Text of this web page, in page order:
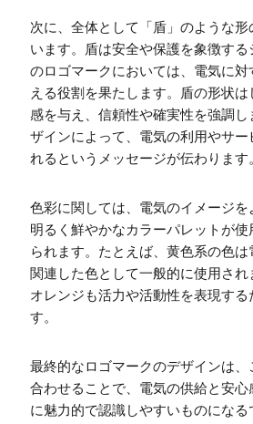
次に、全体として「盾」のような形
います。盾は安全や保護を象徴する
のロゴマークにおいては、電気に
える役割を果たします。盾の形状
感を与え、信頼性や確実性を強調
ザインによって、電気の利用やサー
れるというメッセージが伝わります
色彩に関しては、電気のイメージを
明るく鮮やかなカラーパレットが使
られます。たとえば、黄色系の色
関連した色として一般的に使用さ
オレンジも活力や活動性を表現する
す。
最終的なロゴマークのデザインは
合わせることで、電気の供給と安
に魅力的で認識しやすいものになる